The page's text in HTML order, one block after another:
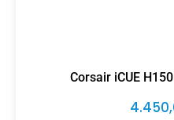
Corsair iCUE